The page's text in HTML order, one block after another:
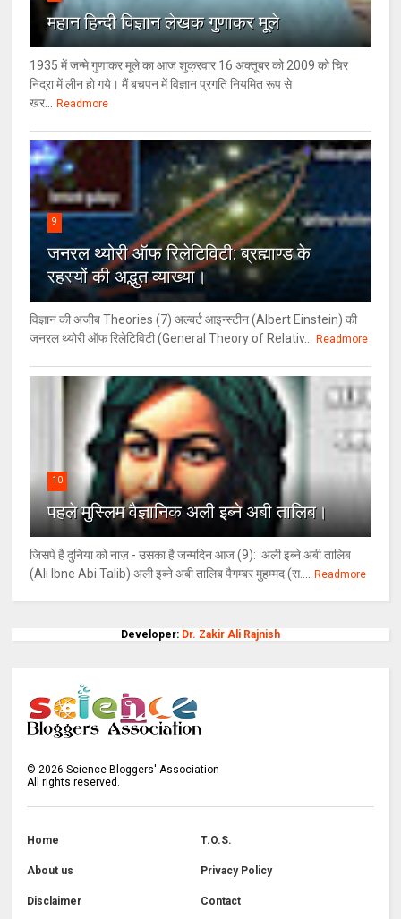
महान हिन्दी विज्ञान लेखक गुणाकर मूले
1935 में जन्मे गुणाकर मूले का आज शुक्रवार 16 अक्तूबर को 2009 को चिर
निद्रा में लीन हो गये। मैं बचपन में विज्ञान प्रगति नियमित रूप से
खर...
Readmore
9
जनरल थ्‍योरी ऑफ रिलेटिविटी: ब्रह्माण्‍ड के
रहस्‍यों की अद्भुत व्‍याख्‍या।
विज्ञान की अजीब Theories (7) अल्‍बर्ट आइन्स्टीन (Albert Einstein) की
जनरल थ्योरी ऑफ रिलेटिविटी (General Theory of Relativ...
Readmore
10
पहले मुस्लिम वैज्ञानिक अली इब्ने अबी तालिब।
जिसपे है दुनिया को नाज़ - उसका है जन्मदिन आज (9): अली इब्ने अबी तालिब
(Ali Ibne Abi Talib) अली इब्ने अबी तालिब पैगम्बर मुहम्मद (स....
Readmore
Developer: Dr. Zakir Ali Rajnish
©2026 Science Bloggers' Association
All rights reserved.
Home T.O.S.
About us Privacy Policy
Disclaimer Contact